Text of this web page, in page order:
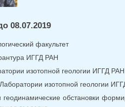
08.07.2019
факультет
ИГГД РАН
изотопной геологии ИГГД РАН
изотопной геологии
геодинамические обстановки